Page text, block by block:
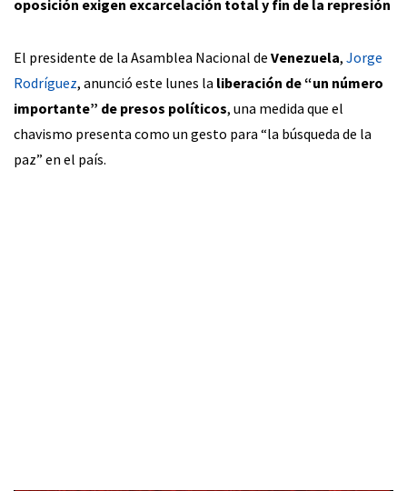
oposición exigen excarcelación total y fin de la represión
El presidente de la Asamblea Nacional de Venezuela, Jorge
Rodríguez, anunció este lunes la liberación de “un número
importante” de presos políticos, una medida que el
chavismo presenta como un gesto para “la búsqueda de la
paz” en el país.